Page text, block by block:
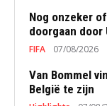
Nog onzeker
doorgaan door
FIFA 07/08/2026
Van Bommel
België te zijn